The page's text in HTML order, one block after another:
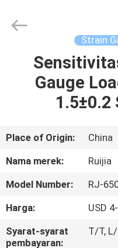
RUMAH
PRODUK
VIDEO
KAMI
TUR
Instruments
Strain
Gauge
Place of Origin:
China
Nama merek:
Ruijia
Model Number:
RJ-
Harga:
USD
Syarat-syarat
pembayaran:
T/T,